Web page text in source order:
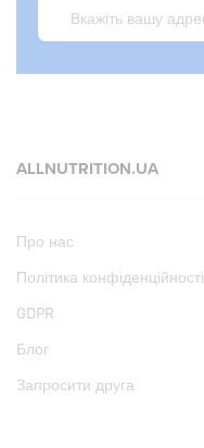
ALLNUTRITION.UA
Про нас
Політика конфіденційності
GDPR
Блог
Запросити друга